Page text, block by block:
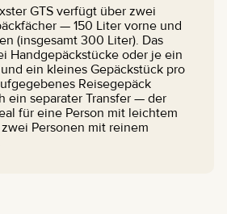
GTS verfügt über zwei
— 150 Liter vorne und
(insgesamt 300 Liter). Das
Handgepäckstücke oder je ein
ein kleines Gepäckstück pro
Reisegepäck
ein separater Transfer — der
für eine Person mit leichtem
Personen mit reinem